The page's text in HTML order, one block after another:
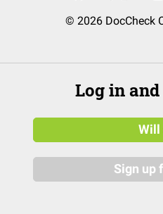
© 2026 DocCheck
Log in and
Will
Sign up